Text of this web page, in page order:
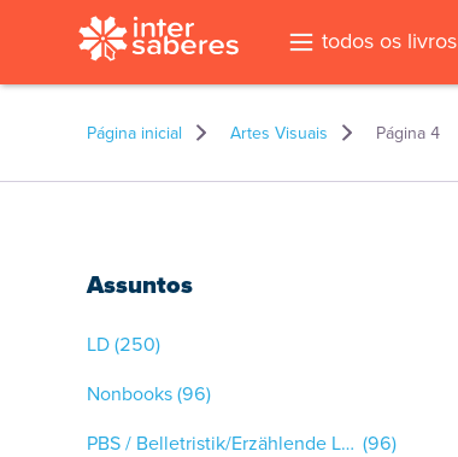
todos os livros
Página inicial Artes Visuais Página 4
Assuntos
LD(250)
Nonbooks(96)
PBS / Belletristik/Erzählende Literatur (96)